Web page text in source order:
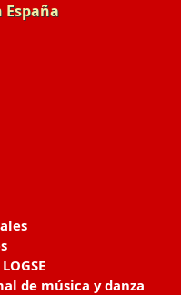
España
de música y danza